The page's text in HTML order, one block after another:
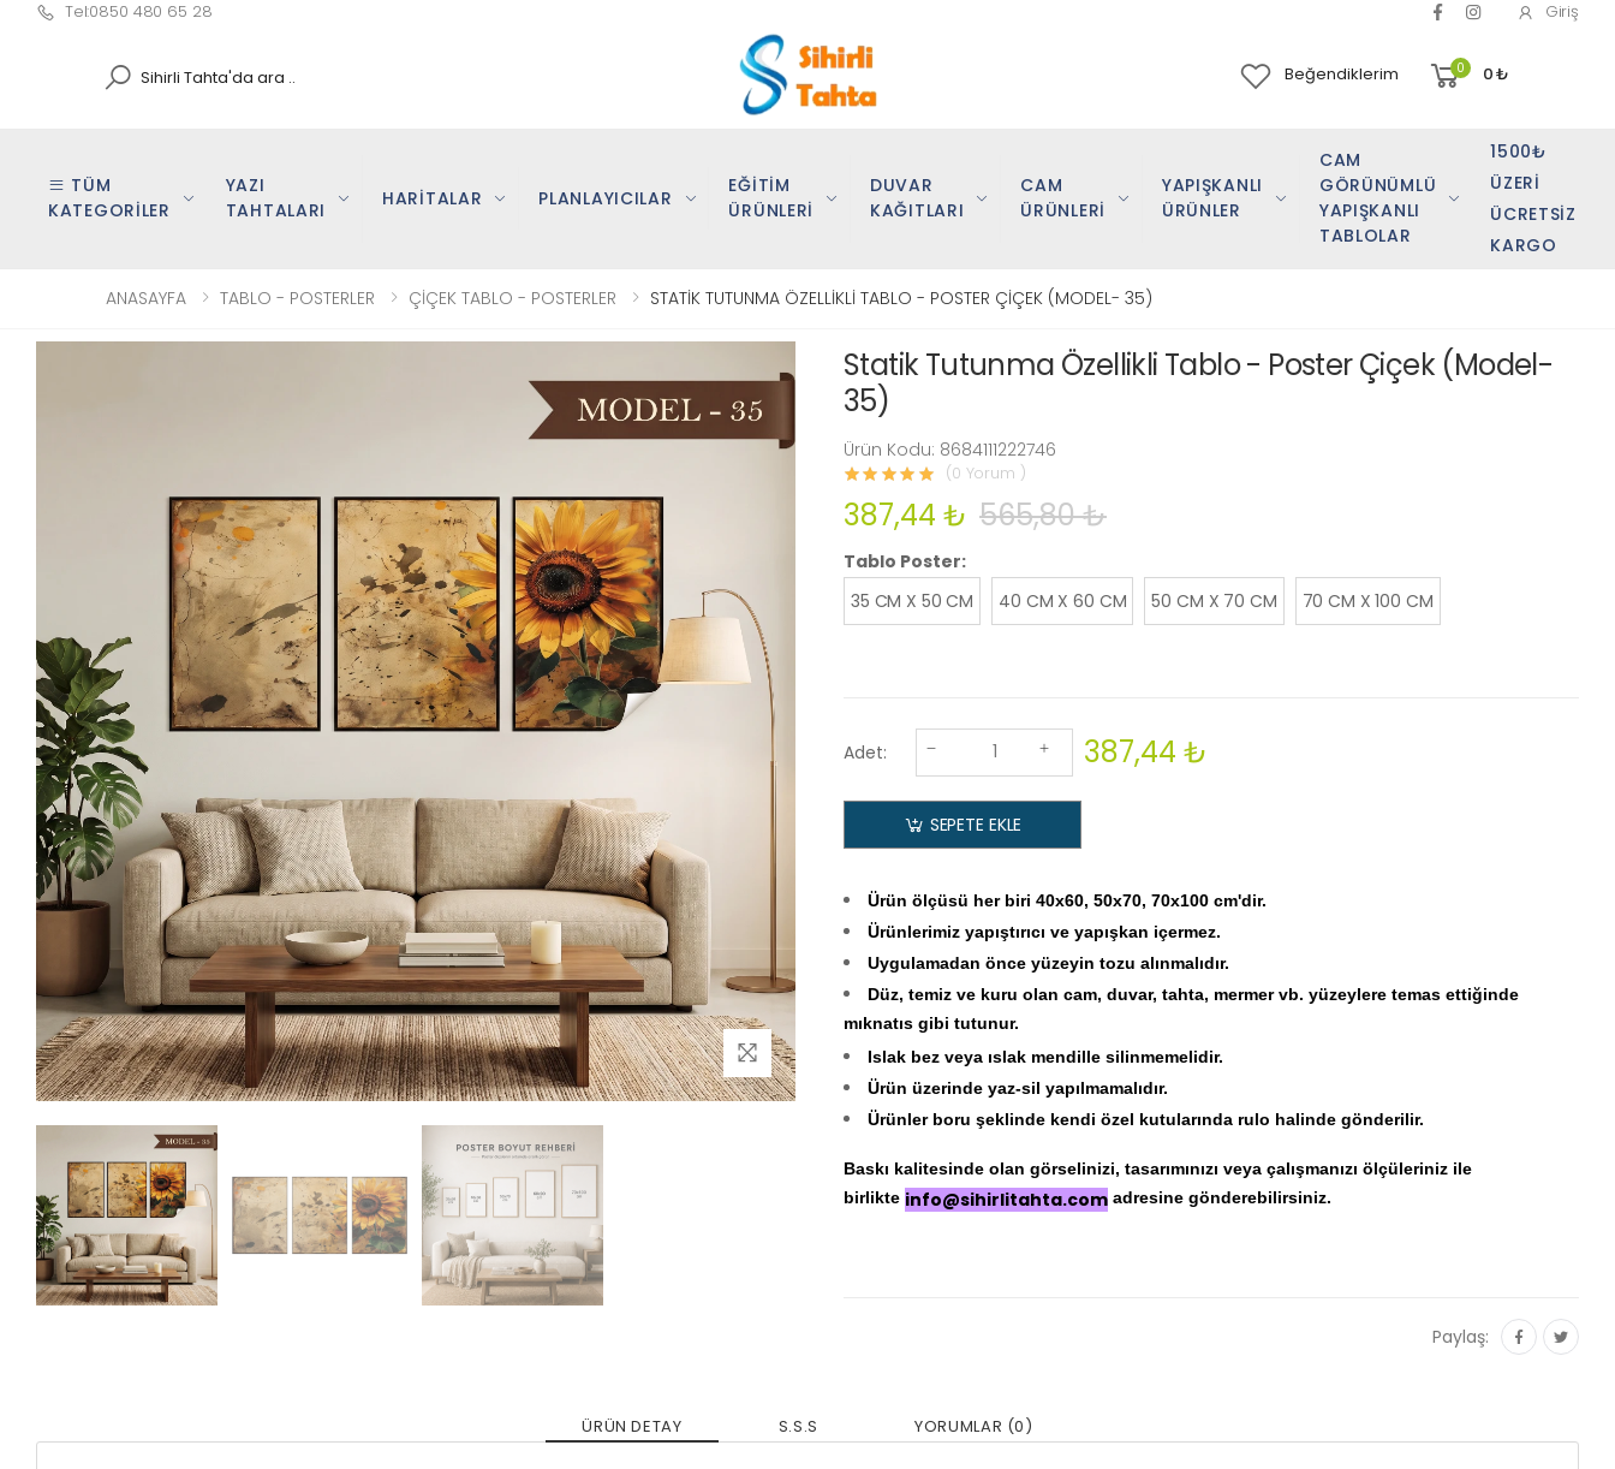
Tel:0850 480 65 28 Giriş
Beğendiklerim 0 0₺
TÜM
KATEGORİLER
YAZI
TAHTALARI
HARİTALAR PLANLAYICILAR
EĞİTİM
ÜRÜNLERİ
DUVAR
KAĞITLARI
CAM
ÜRÜNLERİ
YAPIŞKANLI
ÜRÜNLER
CAM
GÖRÜNÜMLÜ
YAPIŞKANLI
TABLOLAR
1500₺
ÜZERI
ÜCRETSIZ
KARGO
ANASAYFA TABLO - POSTERLER ÇİÇEK TABLO - POSTERLER STATİK TUTUNMA ÖZELLİKLİ TABLO - POSTER ÇİÇEK (MODEL- 35)
Statik Tutunma Özellikli Tablo - Poster Çiçek (Model-
35)
Ürün Kodu: 8684111222746
(0 Yorum )
387,44 ₺ 565,80 ₺
Tablo Poster:
35 CM X 50 CM
40 CM X 60 CM 50 CM X 70 CM 70 CM X 100 CM
Adet: 387,44 ₺
SEPETE EKLE
Ürün ölçüsü her biri 40x60, 50x70, 70x100 cm'dir.
Ürünlerimiz yapıştırıcı ve yapışkan içermez.
Uygulamadan önce yüzeyin tozu alınmalıdır.
Düz, temiz ve kuru olan cam, duvar, tahta, mermer vb. yüzeylere temas ettiğinde
mıknatıs gibi tutunur.
Islak bez veya ıslak mendille silinmemelidir.
Ürün üzerinde yaz-sil yapılmamalıdır.
Ürünler boru şeklinde kendi özel kutularında rulo halinde gönderilir.
Baskı kalitesinde olan görselinizi, tasarımınızı veya çalışmanızı ölçüleriniz ile
birlikte info@sihirlitahta.com adresine gönderebilirsiniz.
Paylaş:
ÜRÜN DETAY S.S.S YORUMLAR (0)